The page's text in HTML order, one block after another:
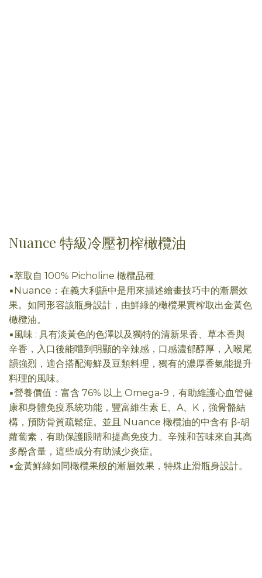
Nuance 特級冷壓初榨橄欖油
▪萃取自 100% Picholine 橄欖品種
▪Nuance：在義大利語中是用來描述繪畫技巧中的漸層效
果。如同形容該瓶身設計，由鮮綠的橄欖果實榨取出金黃色
橄欖油。
▪風味 : 具有淡黃色的色澤以及獨特的清新果香、草本香與
辛香，入口後能嚐到明顯的辛辣感，口感濃郁醇厚，入喉尾
韻強烈，適合搭配海鮮及豆類料理，獨有的濃厚香氣能提升
料理的風味。
▪營養價值：富含 76% 以上 Omega-9，有助維護心血管健
康和身體免疫系統功能，豐富維生素 E、A、K，強骨骼結
構，預防骨質疏鬆症。並且 Nuance 橄欖油的中含有 β-胡
蘿蔔素，有助保護眼睛和提高免疫力。辛辣和苦味來自其高
多酚含量，這些成分有助減少炎症。
▪金黃鮮綠如同橄欖果般的漸層效果，特殊止滑瓶身設計。